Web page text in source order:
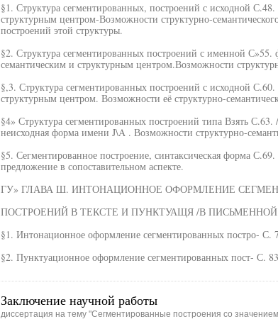
§1. Структура сегментированных, построений с исходной
структурным центром-Возможности структурно-
построений этой структуры.
§2. Структура сегментированных построений с именной
семантическим и структурным центром.Возможности
§,3. Структура сегментированных построений с исходной
структурным центром. Возможности её структурно-
§4» Структура сегментированных построений типа Взять С.63.
неисходная форма имени J\A . Возможности структурно-
§5. Сегментированное построение, синтаксическая форма С.69.
предложение в сопоставительном аспекте.
ГУ» ГЛАВА Ш. ИНТОНАЦИОННОЕ ОФОРМЛЕНИЕ
ПОСТРОЕНИЙ В ТЕКСТЕ И ПУНКТУАЩЯ /В ПИСЬМЕННОЙ
§1. Интонационное оформление сегментированных постро- С.
§2. Пунктуационное оформление сегментированных пост- С.
Заключение научной работы
диссертация на тему "Сегментированные построения со